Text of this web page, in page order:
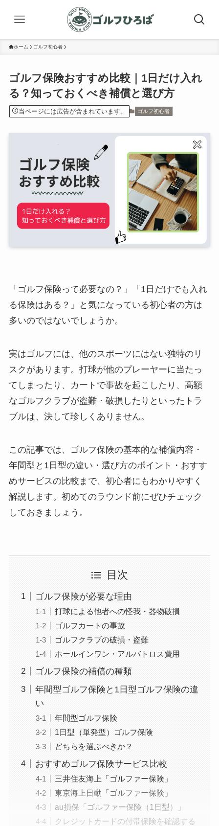
ホーム ゴルフ初心者
ゴルフ保険おすすめ比較｜1日だけ入れ
る？知っておくべき補償と選び方
当ページには広告が含まれています。 ゴルフ初心者
「ゴルフ保険って必要なの？」「1日だけでも入れ
る保険はある？」と気になっている初心者の方は
多いのではないでしょうか。
実はゴルフには、他のスポーツにはない独特のリ
スクがあります。打球が他のプレーヤーに当たっ
てしまったり、カートで事故を起こしたり、高額
なゴルフクラブが盗難・破損したりといったトラ
ブルは、決して珍しくありません。
この記事では、ゴルフ保険の基本的な補償内容・
年間型と1日型の違い・選び方のポイント・おすす
めサービスの比較まで、初心者にもわかりやすく
解説します。初めてのラウンド前にぜひチェック
しておきましょう。
目次
ゴルフ保険が必要な理由
打球による他者への怪我・器物破損
ゴルフカートの事故
ゴルフクラブの破損・盗難
ホールインワン・アルバトロス費用
ゴルフ保険の補償の種類
年間型ゴルフ保険と1日型ゴルフ保険の違
い
年間型ゴルフ保険
1日型（単発型）ゴルフ保険
どちらを選ぶべきか？
おすすめゴルフ保険サービス比較
三井住友海上「ゴルファー保険」
東京海上日動「ゴルファー保険」
au損保「ゴルファー保険（1日型）」
クレジットカードの付帯保険を確認する